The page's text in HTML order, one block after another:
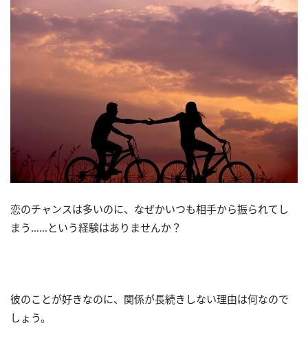
恋のチャンスは多いのに、なぜかいつも相手から振られてし
まう……という経験はありませんか？
彼のことが好きなのに、関係が長続きしない理由は何なので
しょう。